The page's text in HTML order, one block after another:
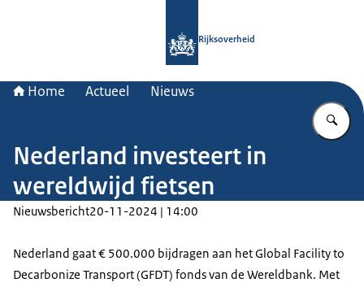
Rijksoverheid
Home Actueel Nieuws
Nederland investeert in
wereldwijd fietsen
Nieuwsbericht20-11-2024 | 14:00
Nederland gaat € 500.000 bijdragen aan hetGlobal Facility to
Decarbonize Transport (GFDT) fonds van de Wereldbank. Met